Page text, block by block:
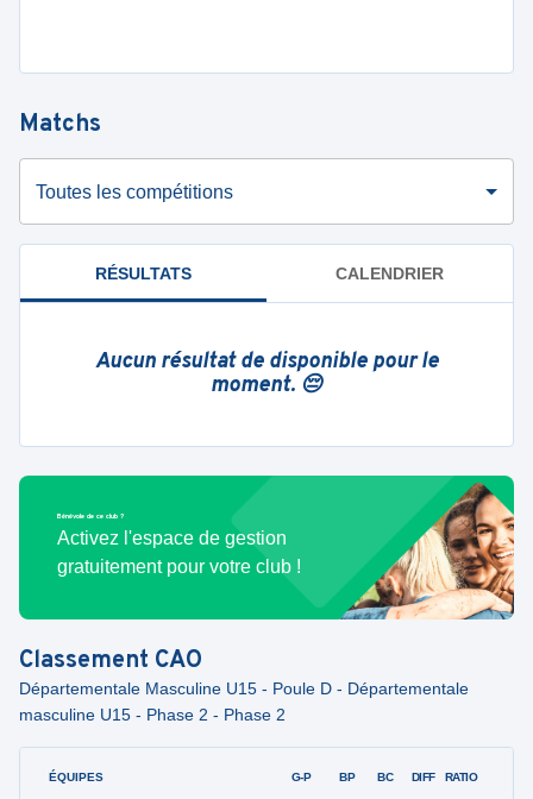
Matchs
Toutes les compétitions
RÉSULTATS CALENDRIER
Aucun résultat de disponible pour le
moment. 😔
Bénévole de ce club ?
Activez l'espace de gestion
gratuitement pour votre club !
Classement CAO
Départementale Masculine U15 - Poule D - Départementale
masculine U15 - Phase 2 - Phase 2
ÉQUIPES G-P BP BC DIFF RATIO